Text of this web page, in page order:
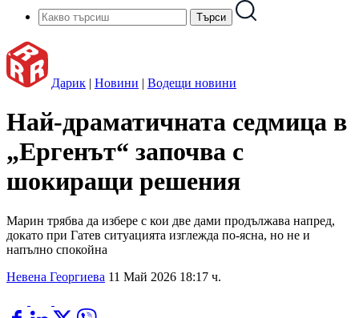
Дарик | Новини | Водещи новини
Най-драматичната седмица в
„Ергенът“ започва с
шокиращи решения
Марин трябва да избере с кои две дами продължава напред,
докато при Гатев ситуацията изглежда по-ясна, но не и
напълно спокойна
Невена Георгиева 11 Май 2026 18:17 ч.